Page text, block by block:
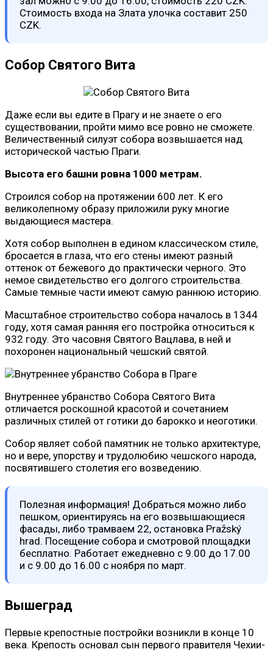
Стоимость входа на Злата улочка составит 250
CZK.
Собор Святого Вита
Даже если вы едите в Прагу и не знаете о его
существовании, пройти мимо все ровно не сможете.
Величественный силуэт собора возвышается над
исторической частью Праги.
Высота его башни ровна 1000 метрам.
Строился собор на протяжении 600 лет. К его
великолепному образу приложили руку многие
выдающиеся мастера.
Хотя собор выполнен в едином классическом стиле,
бросается в глаза, что его стены имеют разный
оттенок от бежевого до практически черного. Это
немое свидетельство его долгого строительства.
Самые темные части имеют самую раннюю историю.
Масштабное строительство собора началось в 1344
году, хотя самая ранняя его постройка относиться к
932 году. Это часовня Святого Вацлава, в ней и
похоронен национальный чешский святой.
Внутреннее убранство Собора Святого Вита
отличается роскошной красотой и сочетанием
различных стилей от готики до барокко и неоготики.
Собор являет собой памятник не только архитектуре,
но и вере, упорству и трудолюбию чешского народа,
посвятившего столетия его возведению.
Полезная информация! Добраться можно либо
пешком, ориентируясь на его возвышающиеся
фасады, либо трамваем 22, остановка Pražský
hrad. Посещение собора и смотровой площадки
бесплатно. Работает ежедневно с 9.00 до 17.00
и с 9.00 до 16.00 с ноября по март.
Вышеград
Первые крепостные постройки возникли в конце 10
века. Крепость основал сын первого правителя Чехии-